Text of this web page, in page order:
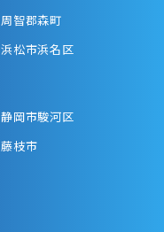
周智郡森町
浜松市浜名区
静岡市駿河区
藤枝市